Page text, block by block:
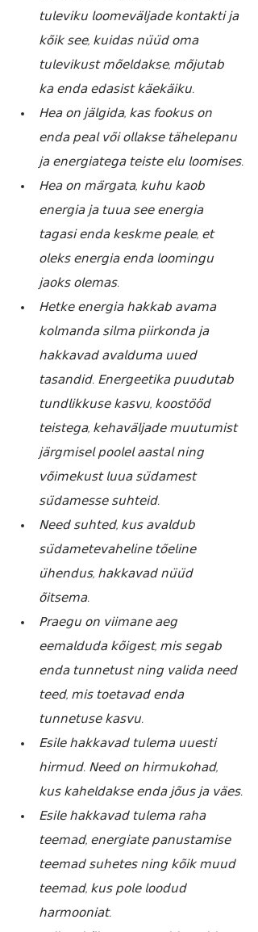
𝗍𝗎𝗅𝖾𝗏𝗂𝗄𝗎 𝗅𝗈𝗈𝗆𝖾𝗏𝖺̈𝗅𝗃𝖺𝖽𝖾 𝗄𝗈𝗇𝗍𝖺𝗄𝗍𝗂 𝗃𝖺
𝗄𝗈̃𝗂𝗄 𝗌𝖾𝖾, 𝗄𝗎𝗂𝖽𝖺𝗌 𝗇𝗎̈𝗎̈𝖽 𝗈𝗆𝖺
𝗍𝗎𝗅𝖾𝗏𝗂𝗄𝗎𝗌𝗍 𝗆𝗈̃𝖾𝗅𝖽𝖺𝗄𝗌𝖾, 𝗆𝗈̃𝗃𝗎𝗍𝖺𝖻
𝗄𝖺 𝖾𝗇𝖽𝖺 𝖾𝖽𝖺𝗌𝗂𝗌𝗍 𝗄𝖺̈𝖾𝗄𝖺̈𝗂𝗄𝗎.
𝖧𝖾𝖺 𝗈𝗇 𝗃𝖺̈𝗅𝗀𝗂𝖽𝖺, 𝗄𝖺𝗌 𝖿𝗈𝗈𝗄𝗎𝗌 𝗈𝗇
𝖾𝗇𝖽𝖺 𝗉𝖾𝖺𝗅 𝗏𝗈̃𝗂 𝗈𝗅𝗅𝖺𝗄𝗌𝖾 𝗍𝖺̈𝗁𝖾𝗅𝖾𝗉𝖺𝗇𝗎
𝗃𝖺 𝖾𝗇𝖾𝗋𝗀𝗂𝖺𝗍𝖾𝗀𝖺 𝗍𝖾𝗂𝗌𝗍𝖾 𝖾𝗅𝗎 𝗅𝗈𝗈𝗆𝗂𝗌𝖾𝗌.
𝖧𝖾𝖺 𝗈𝗇 𝗆𝖺̈𝗋𝗀𝖺𝗍𝖺, 𝗄𝗎𝗁𝗎 𝗄𝖺𝗈𝖻
𝖾𝗇𝖾𝗋𝗀𝗂𝖺 𝗃𝖺 𝗍𝗎𝗎𝖺 𝗌𝖾𝖾 𝖾𝗇𝖾𝗋𝗀𝗂𝖺
𝗍𝖺𝗀𝖺𝗌𝗂 𝖾𝗇𝖽𝖺 𝗄𝖾𝗌𝗄𝗆𝖾 𝗉𝖾𝖺𝗅𝖾, 𝖾𝗍
𝗈𝗅𝖾𝗄𝗌 𝖾𝗇𝖾𝗋𝗀𝗂𝖺 𝖾𝗇𝖽𝖺 𝗅𝗈𝗈𝗆𝗂𝗇𝗀𝗎
𝗃𝖺𝗈𝗄𝗌 𝗈𝗅𝖾𝗆𝖺𝗌.
𝖧𝖾𝗍𝗄𝖾 𝖾𝗇𝖾𝗋𝗀𝗂𝖺 𝗁𝖺𝗄𝗄𝖺𝖻 𝖺𝗏𝖺𝗆𝖺
𝗄𝗈𝗅𝗆𝖺𝗇𝖽𝖺 𝗌𝗂𝗅𝗆𝖺 𝗉𝗂𝗂𝗋𝗄𝗈𝗇𝖽𝖺 𝗃𝖺
𝗁𝖺𝗄𝗄𝖺𝗏𝖺𝖽 𝖺𝗏𝖺𝗅𝖽𝗎𝗆𝖺 𝗎𝗎𝖾𝖽
𝗍𝖺𝗌𝖺𝗇𝖽𝗂𝖽. 𝖤𝗇𝖾𝗋𝗀𝖾𝖾𝗍𝗂𝗄𝖺 𝗉𝗎𝗎𝖽𝗎𝗍𝖺𝖻
𝗍𝗎𝗇𝖽𝗅𝗂𝗄𝗄𝗎𝗌𝖾 𝗄𝖺𝗌𝗏𝗎, 𝗄𝗈𝗈𝗌𝗍𝗈̈𝗈̈𝖽
𝗍𝖾𝗂𝗌𝗍𝖾𝗀𝖺, 𝗄𝖾𝗁𝖺𝗏𝖺̈𝗅𝗃𝖺𝖽𝖾 𝗆𝗎𝗎𝗍𝗎𝗆𝗂𝗌𝗍
𝗃𝖺̈𝗋𝗀𝗆𝗂𝗌𝖾𝗅 𝗉𝗈𝗈𝗅𝖾𝗅 𝖺𝖺𝗌𝗍𝖺𝗅 𝗇𝗂𝗇𝗀
𝗏𝗈̃𝗂𝗆𝖾𝗄𝗎𝗌𝗍 𝗅𝗎𝗎𝖺 𝗌𝗎̈𝖽𝖺𝗆𝖾𝗌𝗍
𝗌𝗎̈𝖽𝖺𝗆𝖾𝗌𝗌𝖾 𝗌𝗎𝗁𝗍𝖾𝗂𝖽.
𝖭𝖾𝖾𝖽 𝗌𝗎𝗁𝗍𝖾𝖽, 𝗄𝗎𝗌 𝖺𝗏𝖺𝗅𝖽𝗎𝖻
𝗌𝗎̈𝖽𝖺𝗆𝖾𝗍𝖾𝗏𝖺𝗁𝖾𝗅𝗂𝗇𝖾 𝗍𝗈̃𝖾𝗅𝗂𝗇𝖾
𝗎̈𝗁𝖾𝗇𝖽𝗎𝗌, 𝗁𝖺𝗄𝗄𝖺𝗏𝖺𝖽 𝗇𝗎̈𝗎̈𝖽
𝗈̃𝗂𝗍𝗌𝖾𝗆𝖺.
𝖯𝗋𝖺𝖾𝗀𝗎 𝗈𝗇 𝗏𝗂𝗂𝗆𝖺𝗇𝖾 𝖺𝖾𝗀
𝖾𝖾𝗆𝖺𝗅𝖽𝗎𝖽𝖺 𝗄𝗈̃𝗂𝗀𝖾𝗌𝗍, 𝗆𝗂𝗌 𝗌𝖾𝗀𝖺𝖻
𝖾𝗇𝖽𝖺 𝗍𝗎𝗇𝗇𝖾𝗍𝗎𝗌𝗍 𝗇𝗂𝗇𝗀 𝗏𝖺𝗅𝗂𝖽𝖺 𝗇𝖾𝖾𝖽
𝗍𝖾𝖾𝖽, 𝗆𝗂𝗌 𝗍𝗈𝖾𝗍𝖺𝗏𝖺𝖽 𝖾𝗇𝖽𝖺
𝗍𝗎𝗇𝗇𝖾𝗍𝗎𝗌𝖾 𝗄𝖺𝗌𝗏𝗎.
𝖤𝗌𝗂𝗅𝖾 𝗁𝖺𝗄𝗄𝖺𝗏𝖺𝖽 𝗍𝗎𝗅𝖾𝗆𝖺 𝗎𝗎𝖾𝗌𝗍𝗂
𝗁𝗂𝗋𝗆𝗎𝖽. 𝖭𝖾𝖾𝖽 𝗈𝗇 𝗁𝗂𝗋𝗆𝗎𝗄𝗈𝗁𝖺𝖽,
𝗄𝗎𝗌 𝗄𝖺𝗁𝖾𝗅𝖽𝖺𝗄𝗌𝖾 𝖾𝗇𝖽𝖺 𝗃𝗈̃𝗎𝗌 𝗃𝖺 𝗏𝖺̈𝖾𝗌.
𝖤𝗌𝗂𝗅𝖾 𝗁𝖺𝗄𝗄𝖺𝗏𝖺𝖽 𝗍𝗎𝗅𝖾𝗆𝖺 𝗋𝖺𝗁𝖺
𝗍𝖾𝖾𝗆𝖺𝖽, 𝖾𝗇𝖾𝗋𝗀𝗂𝖺𝗍𝖾 𝗉𝖺𝗇𝗎𝗌𝗍𝖺𝗆𝗂𝗌𝖾
𝗍𝖾𝖾𝗆𝖺𝖽 𝗌𝗎𝗁𝖾𝗍𝖾𝗌 𝗇𝗂𝗇𝗀 𝗄𝗈̃𝗂𝗄 𝗆𝗎𝗎𝖽
𝗍𝖾𝖾𝗆𝖺𝖽, 𝗄𝗎𝗌 𝗉𝗈𝗅𝖾 𝗅𝗈𝗈𝖽𝗎𝖽
𝗁𝖺𝗋𝗆𝗈𝗈𝗇𝗂𝖺𝗍.